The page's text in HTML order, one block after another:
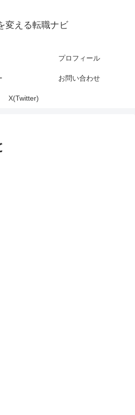
変える転職ナビ
プロフィール
お問い合わせ
X(Twitter)